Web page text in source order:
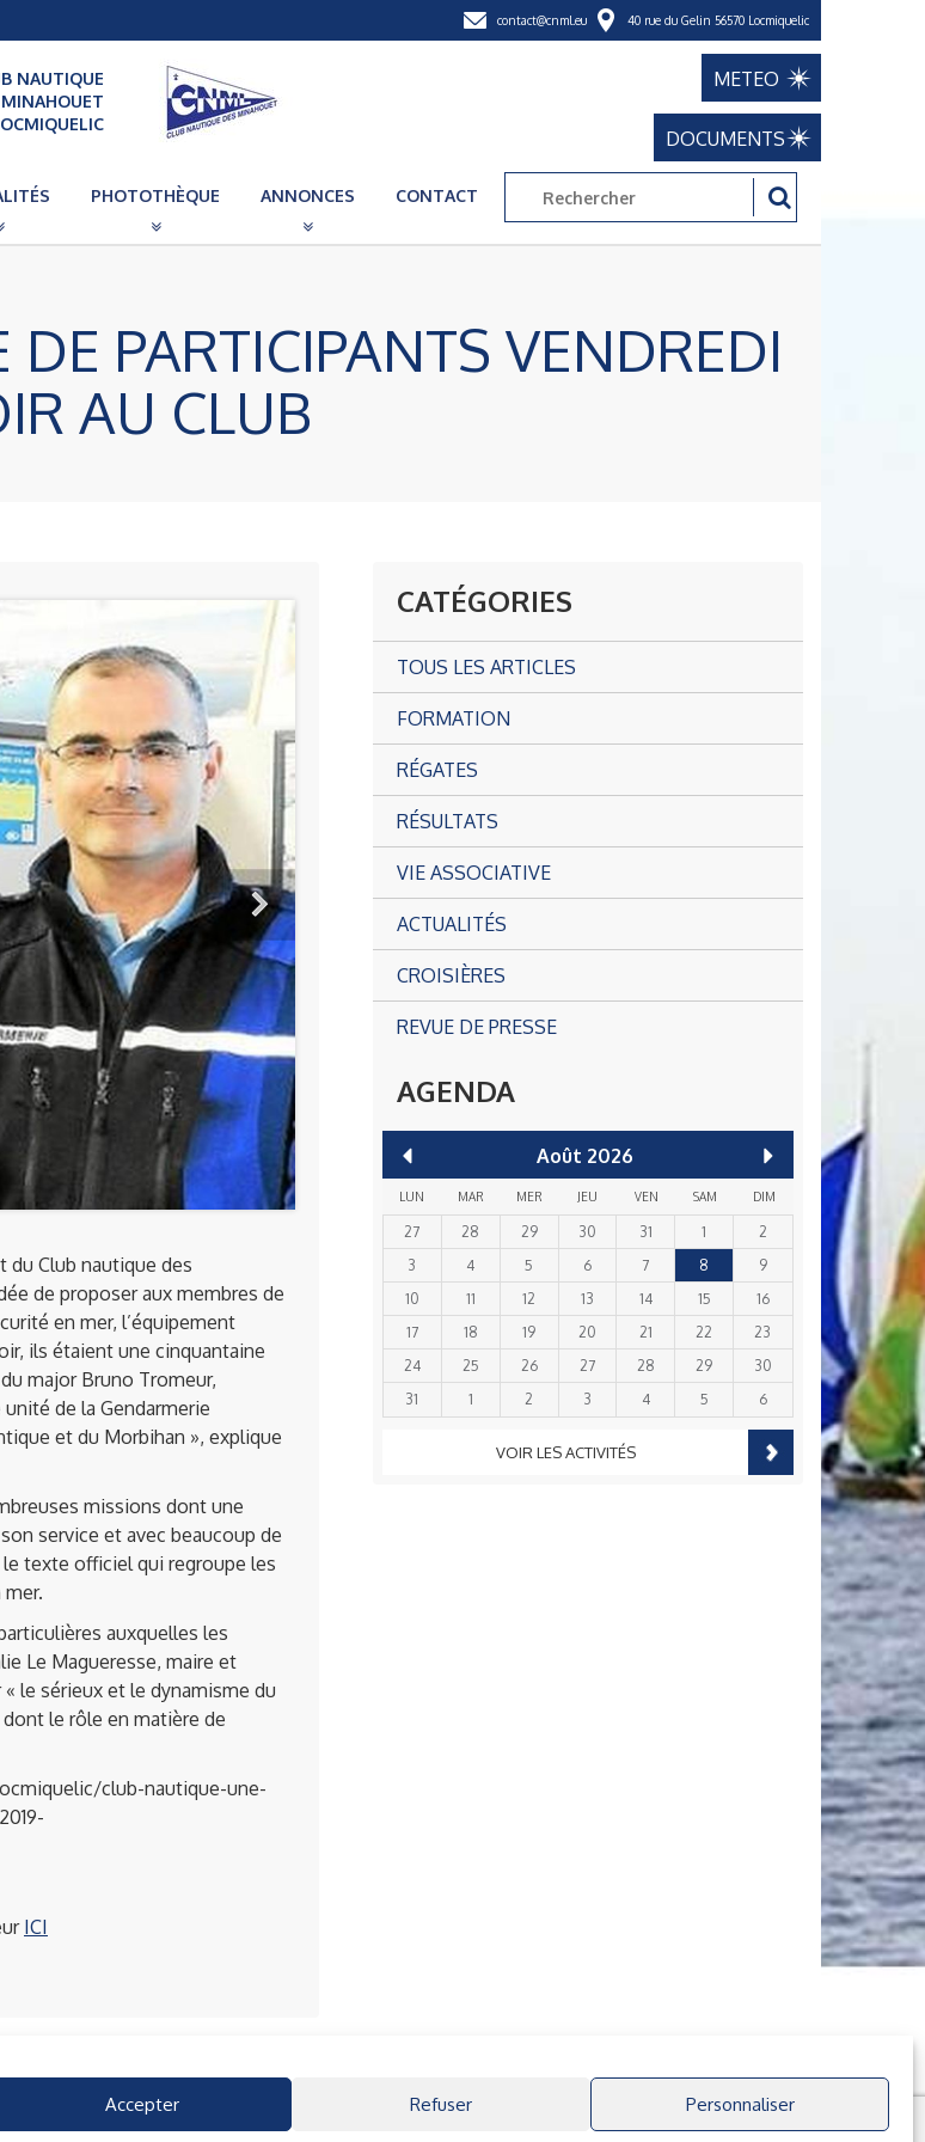
Accepter Refuser Personnaliser
40 rue du Gelin 56570 Locmiquelic
contact@cnml.eu
NAUTIQUE
MINAHOUET
METEO
DOCUMENTS
PHOTOTHÈQUE ANNONCES CONTACT
PARTICIPANTS VENDREDI
AU CLUB
du Club nautique des
de proposer aux membres de
en mer, l’équipement
ils étaient une cinquantaine
major Bruno Tromeur,
de la Gendarmerie
et du Morbihan », explique
missions dont une
service et avec beaucoup de
texte officiel qui regroupe les
auxquelles les
Le Magueresse, maire et
le sérieux et le dynamisme du
le rôle en matière de
club-nautique-une-
ICI
CATÉGORIES
TOUS LES ARTICLES
FORMATION
RÉGATES
RÉSULTATS
VIE ASSOCIATIVE
ACTUALITÉS
CROISIÈRES
REVUE DE PRESSE
AGENDA
Août 2026
LUN MAR MER JEU VEN SAM DIM
27 28 29 30 31 1
2
3
4 5 6 7 8
9
10
11 12 13 14 15
16
17
18 19 20 21 22
23
24
25 26 27 28 29
30
31
1 2 3 4 5 6
VOIR LES ACTIVITÉS
56570 Locmiquelic contact@cnml.eu Facebook